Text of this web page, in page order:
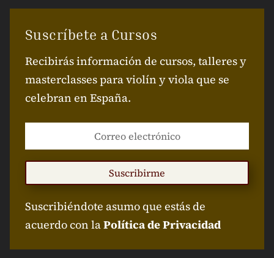
Suscríbete a Cursos
Recibirás información de cursos, talleres y
masterclasses para violín y viola que se
celebran en España.
Suscribirme
Suscribiéndote asumo que estás de
acuerdo con laPolítica de Privacidad